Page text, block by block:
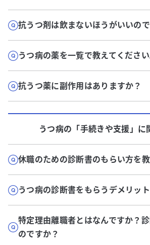
抗うつ剤は飲まないほうがいいの
うつ病の薬を一覧で教えてください
抗うつ薬に副作用はありますか？
うつ病の「手続きや支援 」に
休職のための診断書のもらい方を教
うつ病の診断書をもらうデメリッ
特定理由離職者とはなんですか？
のですか？